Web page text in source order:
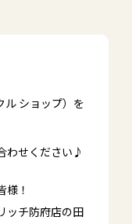
ル ショップ）を
わせください♪
様！
ッチ防府店の田